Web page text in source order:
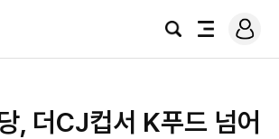
검
전
로
그
, 더CJ컵서 K푸드 넘어